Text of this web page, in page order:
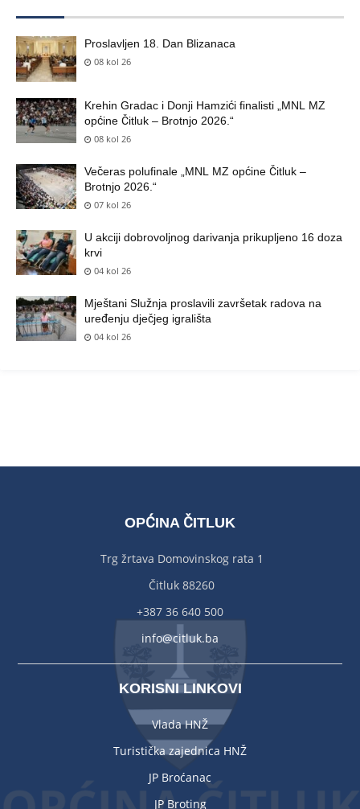
Proslavljen 18. Dan Blizanaca
08 kol 26
Krehin Gradac i Donji Hamzići finalisti „MNL MZ
općine Čitluk – Brotnjo 2026.“
08 kol 26
Večeras polufinale „MNL MZ općine Čitluk –
Brotnjo 2026.“
07 kol 26
U akciji dobrovoljnog darivanja prikupljeno 16 doza
krvi
04 kol 26
Mještani Služnja proslavili završetak radova na
uređenju dječjeg igrališta
04 kol 26
OPĆINA ČITLUK
Trg žrtava Domovinskog rata 1
Čitluk 88260
+387 36 640 500
info@citluk.ba
KORISNI LINKOVI
Vlada HNŽ
Turistička zajednica HNŽ
JP Broćanac
JP Broting